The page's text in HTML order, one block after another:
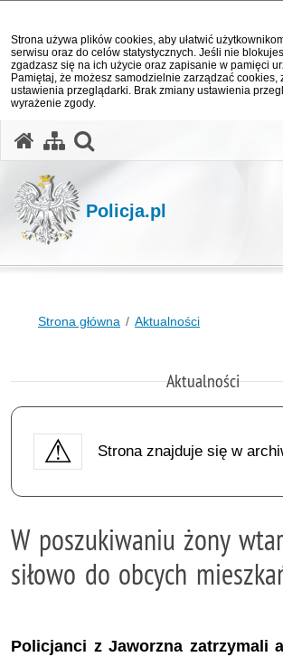
Strona używa plików cookies, aby ułatwić
serwisu oraz do celów statystycznych. Jeśli nie
zgadzasz się na ich użycie oraz zapisanie w pamięci
Pamiętaj, że możesz samodzielnie zarządzać cookies,
ustawienia przeglądarki. Brak zmiany ustawienia
wyrażenie zgody.
Policja.pl
Strona główna Aktualności
Aktualności
Strona znajduje się w
W poszukiwaniu żony
siłowo do obcych
Policjanci z Jaworzna zatrzymali